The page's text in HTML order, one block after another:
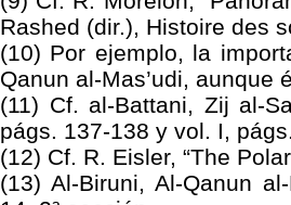
Rashed (dir.), Histoire des
(10) Por ejemplo, la
Qanun al-Mas’udi,
(11) Cf. al-Battani, Zij al-
págs. 137-138 y vol. I,
(12) Cf. R. Eisler, “The
(13) Al-Biruni, Al-Qanun